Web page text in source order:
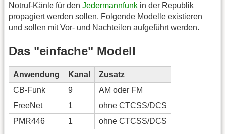
Notruf-Känle für den Jedermannfunk in der Republik
propagiert werden sollen. Folgende Modelle existieren
und sollen mit Vor- und Nachteilen aufgeführt werden.
Das "einfache" Modell
Anwendung Kanal
Zusatz
CB-Funk
9
AM oder FM
FreeNet
1
ohne CTCSS/DCS
PMR446
1 ohne CTCSS/DCS